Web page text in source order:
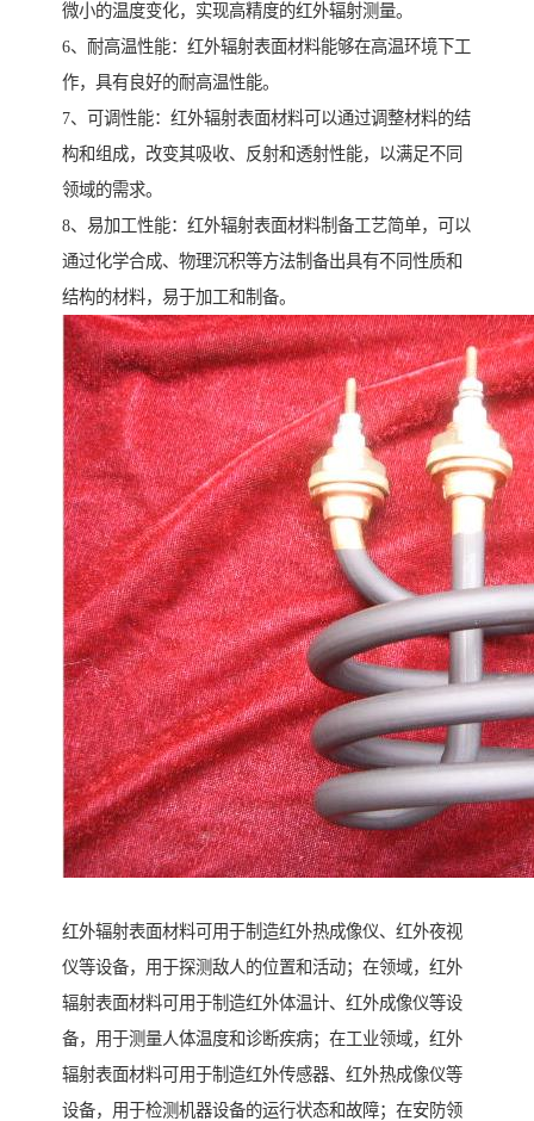
微小的温度变化，实现高精度的红外辐射测量。
6、耐高温性能：红外辐射表面材料能够在高温环境下工
作，具有良好的耐高温性能。
7、可调性能：红外辐射表面材料可以通过调整材料的结
构和组成，改变其吸收、反射和透射性能，以满足不同
领域的需求。
8、易加工性能：红外辐射表面材料制备工艺简单，可以
通过化学合成、物理沉积等方法制备出具有不同性质和
结构的材料，易于加工和制备。
红外辐射表面材料可用于制造红外热成像仪、红外夜视
仪等设备，用于探测敌人的位置和活动；在领域，红外
辐射表面材料可用于制造红外体温计、红外成像仪等设
备，用于测量人体温度和诊断疾病；在工业领域，红外
辐射表面材料可用于制造红外传感器、红外热成像仪等
设备，用于检测机器设备的运行状态和故障；在安防领